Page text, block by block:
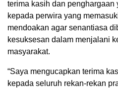
terima kasih dan penghargaan
kepada perwira yang
mendoakan agar senantiasa
kesuksesan dalam menjalani
masyarakat.
“Saya mengucapkan terima
kepada seluruh rekan-rekan